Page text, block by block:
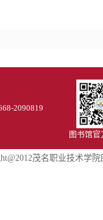
2090819
图书馆
茂名职业技术学